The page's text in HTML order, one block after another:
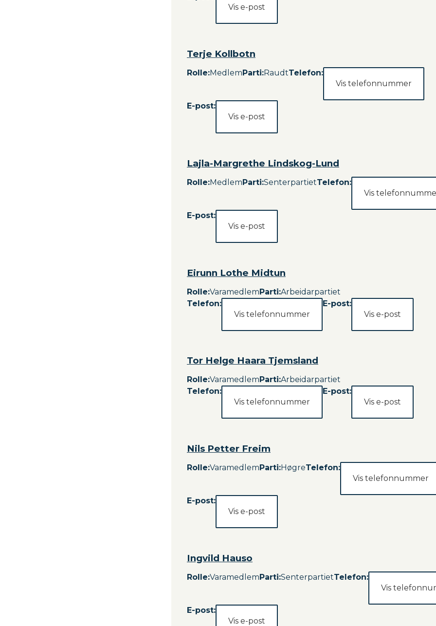
Vis e-post
Terje Kollbotn
Rolle:MedlemParti:RaudtTelefon:
Vis telefonnummer
E-post:
Vis e-post
Lajla-Margrethe Lindskog-Lund
Rolle:MedlemParti:SenterpartietTelefon:
Vis
E-post:
Vis e-post
Eirunn Lothe Midtun
Rolle:VaramedlemParti:Arbeidarpartiet
Telefon:
Vis telefonnummer
E-post:
Vis e-post
Tor Helge Haara Tjemsland
Rolle:Varamedlem Parti:Arbeidarpartiet
Telefon:
Vis telefonnummer
E-post:
Vis e-post
Nils Petter Freim
Rolle:VaramedlemParti:HøgreTelefon:
Vis telefonnummer
E-post:
Vis e-post
Ingvild Hauso
Rolle:VaramedlemParti:SenterpartietTelefon:
Vis
E-post:
Vis e-post